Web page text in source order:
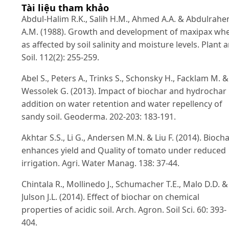
Tài liệu tham khảo
Abdul-Halim R.K., Salih H.M., Ahmed A.A. &
A.M. (1988). Growth and development of maxipax
as affected by soil salinity and moisture levels. Plant
Soil. 112(2): 255-259.
Abel S., Peters A., Trinks S., Schonsky H., Facklam M. &
Wessolek G. (2013). Impact of biochar and hydrochar
addition on water retention and water repellency of
sandy soil. Geoderma. 202-203: 183-191.
Akhtar S.S., Li G., Andersen M.N. & Liu F. (2014).
enhances yield and Quality of tomato under reduced
irrigation. Agri. Water Manag. 138: 37-44.
Chintala R., Mollinedo J., Schumacher T.E., Malo D.D. &
Julson J.L. (2014). Effect of biochar on chemical
properties of acidic soil. Arch. Agron. Soil Sci. 60: 393-
404.